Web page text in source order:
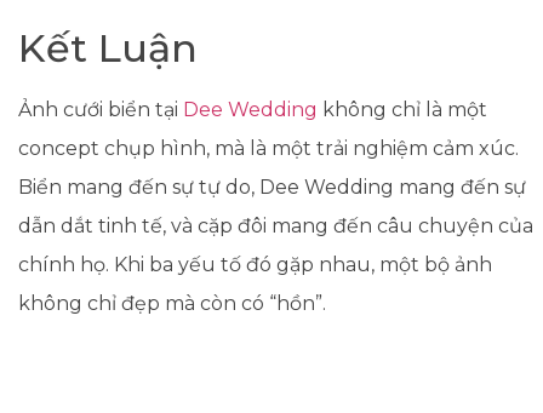
Kết Luận
Ảnh cưới biển tại Dee Wedding không chỉ là một
concept chụp hình, mà là một trải nghiệm cảm xúc.
Biển mang đến sự tự do, Dee Wedding mang đến sự
dẫn dắt tinh tế, và cặp đôi mang đến câu chuyện của
chính họ. Khi ba yếu tố đó gặp nhau, một bộ ảnh
không chỉ đẹp mà còn có “hồn”.